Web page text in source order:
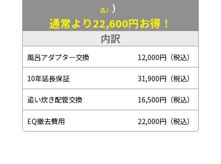
込） ）
通常より22,600円お得！
内訳
風呂アダプター交換 12,000円（税込）
10年延長保証 31,900円（税込）
追い炊き配管交換 16,500円（税込）
EQ撤去費用 22,000円（税込）